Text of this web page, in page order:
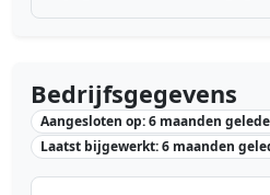
Bedrijfsgegevens
Aangesloten op: 6 maanden
Laatst bijgewerkt: 6 maanden